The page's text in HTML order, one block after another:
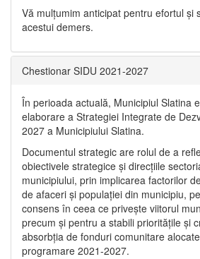
Vă mulţumim anticipat pentru efortul şi
acestui demers.
Chestionar SIDU 2021-2027
În perioada actuală, Municipiul Slatina
elaborare a Strategiei Integrate de
2027 a Municipiului Slatina.
Documentul strategic are rolul de a
obiectivele strategice și direcțiile
municipiului, prin implicarea factorilor
de afaceri și populației din municipiu,
consens în ceea ce privește viitorul
precum și pentru a stabili prioritățile și
absorbția de fonduri comunitare
programare 2021-2027.